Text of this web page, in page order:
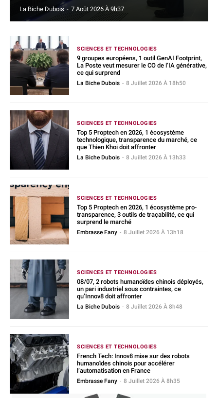
La Biche Dubois - 7 Août 2026 À 9h37
SCIENCES ET TECHNOLOGIES
9 groupes européens, 1 outil GenAI Footprint,
La Poste veut mesurer le CO de l’IA générative,
ce qui surprend
La Biche Dubois - 8 Juillet 2026 À 18h50
SCIENCES ET TECHNOLOGIES
Top 5 Proptech en 2026, 1 écosystème
technologique, transparence du marché, ce
que Thien Khoi doit affronter
La Biche Dubois - 8 Juillet 2026 À 13h33
SCIENCES ET TECHNOLOGIES
Top 5 Proptech en 2026, 1 écosystème pro-
transparence, 3 outils de traçabilité, ce qui
surprend le marché
Embrasse Fany - 8 Juillet 2026 À 13h18
SCIENCES ET TECHNOLOGIES
08/07, 2 robots humanoïdes chinois déployés,
un pari industriel sous contraintes, ce
qu’Innov8 doit affronter
La Biche Dubois - 8 Juillet 2026 À 8h48
SCIENCES ET TECHNOLOGIES
French Tech: Innov8 mise sur des robots
humanoïdes chinois pour accélérer
l’automatisation en France
Embrasse Fany - 8 Juillet 2026 À 8h35